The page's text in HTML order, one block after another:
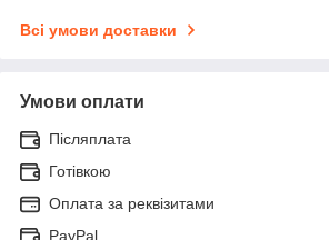
Всі умови доставки
Умови оплати
Післяплата
Готівкою
Оплата за реквізитами
PayPal